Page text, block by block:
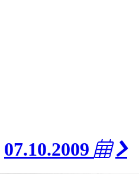
07.10.2009